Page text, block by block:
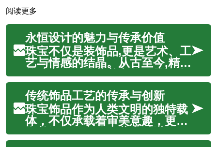
阅读更多
永恒设计的魅力与传承价值
珠宝不仅是装饰品,更是艺术、工
艺与情感的结晶。从古至今,精美
的珠宝作品承载着文化传承、个
人品味和家族记忆。无论是镶嵌
珍贵宝石的戒指,还是手工雕琢的
金属饰品,每一件作品都凝聚着设
计师的匠心与工匠的技艺。在当
代时尚语境中,珠宝已超越单纯
的...
传统饰品工艺的传承与创新
珠宝饰品作为人类文明的独特载
体，不仅承载着审美意趣，更蕴
含着深厚的文化底蕴和精湛的工
艺智慧。从古老的部落图腾到现